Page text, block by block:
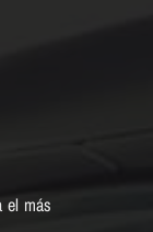
el más